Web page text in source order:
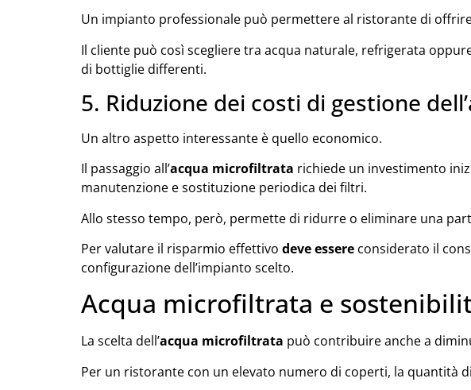
Un impianto professionale può permettere al ristorante di
Il cliente può così scegliere tra acqua naturale, refrigerata
di bottiglie differenti.
5. Riduzione dei costi di gestione
Un altro aspetto interessante è quello economico.
Il passaggio all’acqua microfiltrata richiede un investimento
manutenzione e sostituzione periodica dei filtri.
Allo stesso tempo, però, permette di ridurre o eliminare una
Per valutare il risparmio effettivo deve essere considerato il
configurazione dell’impianto scelto.
Acqua microfiltrata e
La scelta dell’acqua microfiltrata può contribuire anche a
Per un ristorante con un elevato numero di coperti, la quantità